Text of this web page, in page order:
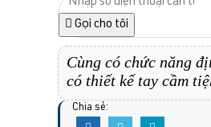
Gọi cho tôi
Cùng có chức năng
có thiết kế tay cầm
Chia sẻ: